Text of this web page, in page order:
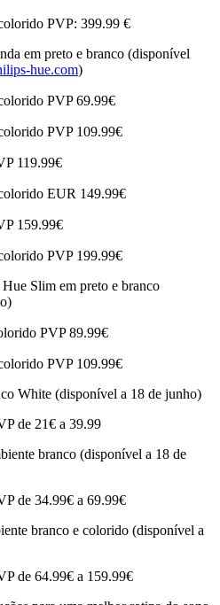
PVP: 399.99 €
em preto e branco (disponível
hue.com)
PVP 69.99€
PVP 109.99€
119.99€
EUR 149.99€
159.99€
PVP 199.99€
Slim em preto e branco
PVP 89.99€
PVP 109.99€
White (disponível a 18 de junho)
de 21€ a 39.99
branco (disponível a 18 de
de 34.99€ a 69.99€
branco e colorido (disponível a
de 64.99€ a 159.99€